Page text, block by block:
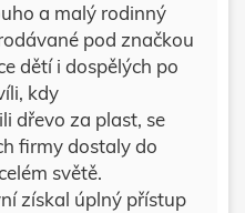
a malý rodinný
pod značkou
dětí i dospělých po
kdy
dřevo za plast, se
firmy dostaly do
světě.
získal úplný přístup